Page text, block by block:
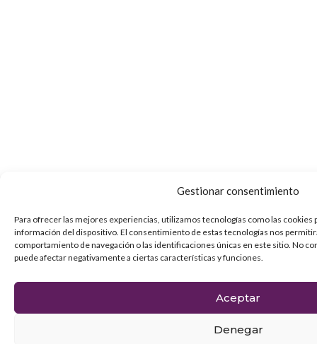
Gestionar consentimiento
Para ofrecer las mejores experiencias, utilizamos tecnologías como las cookies
información del dispositivo. El consentimiento de estas tecnologías nos
comportamiento de navegación o las identificaciones únicas en este sitio. No
puede afectar negativamente a ciertas características y funciones.
Aceptar
Denegar